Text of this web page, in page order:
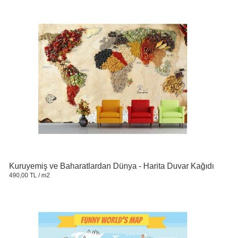
Kuruyemiş ve Baharatlardan Dünya - Harita Duvar Kağıdı
490,00 TL / m2